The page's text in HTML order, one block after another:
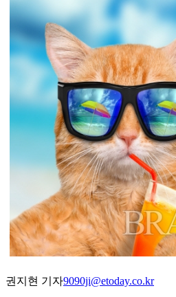
권지현 기자9090ji@etoday.co.kr